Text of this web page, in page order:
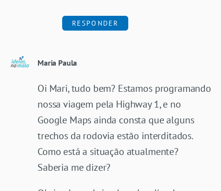
RESPONDER
Maria Paula
Oi Mari, tudo bem? Estamos programando
nossa viagem pela Highway 1, e no
Google Maps ainda consta que alguns
trechos da rodovia estão interditados.
Como está a situação atualmente?
Saberia me dizer?